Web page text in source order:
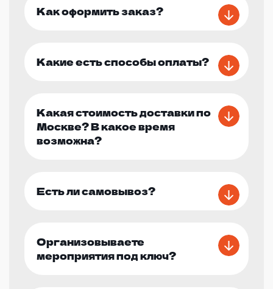
Как оформить заказ?
Какие есть способы оплаты?
Какая стоимость доставки по
Москве? В какое время
возможна?
Есть ли самовывоз?
Организовываете
мероприятия под ключ?